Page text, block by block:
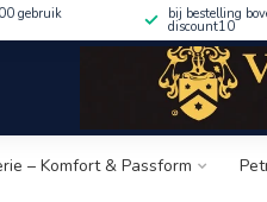
gebruik bij bestelling
discount10
– Komfort & Passform